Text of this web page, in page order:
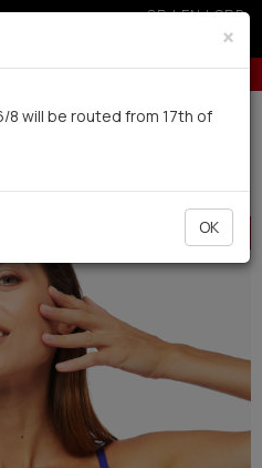
GR|EN|SRB
cards for orders over 100€
days via UPS
HOT
OFFER
×
8 will be routed from 17th of
OK